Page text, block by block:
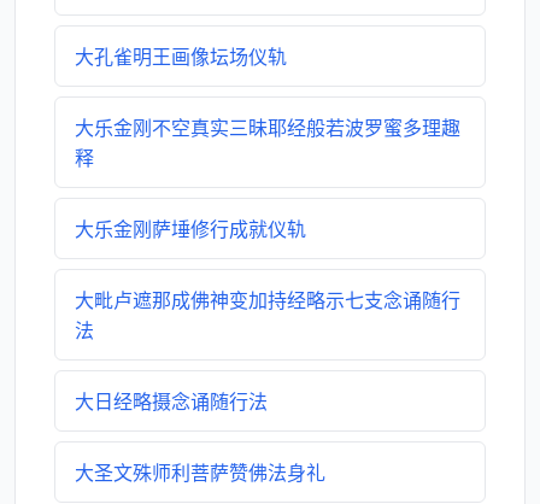
大孔雀明王画像坛场仪轨
大乐金刚不空真实三昧耶经般若波罗蜜多理趣
释
大乐金刚萨埵修行成就仪轨
大毗卢遮那成佛神变加持经略示七支念诵随行
法
大日经略摄念诵随行法
大圣文殊师利菩萨赞佛法身礼